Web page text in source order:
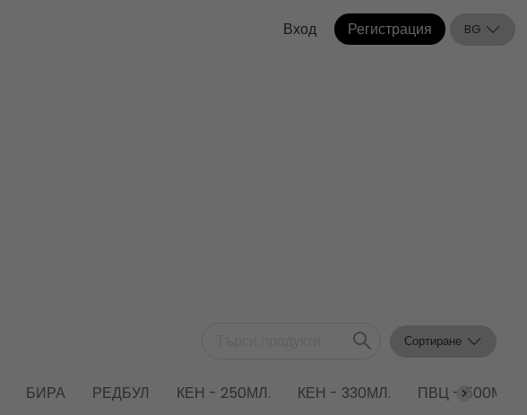
Вход Регистрация BG
Сортиране
БИРА РЕДБУЛ КЕН - 250МЛ. КЕН - 330МЛ. ПВЦ - 500МЛ.